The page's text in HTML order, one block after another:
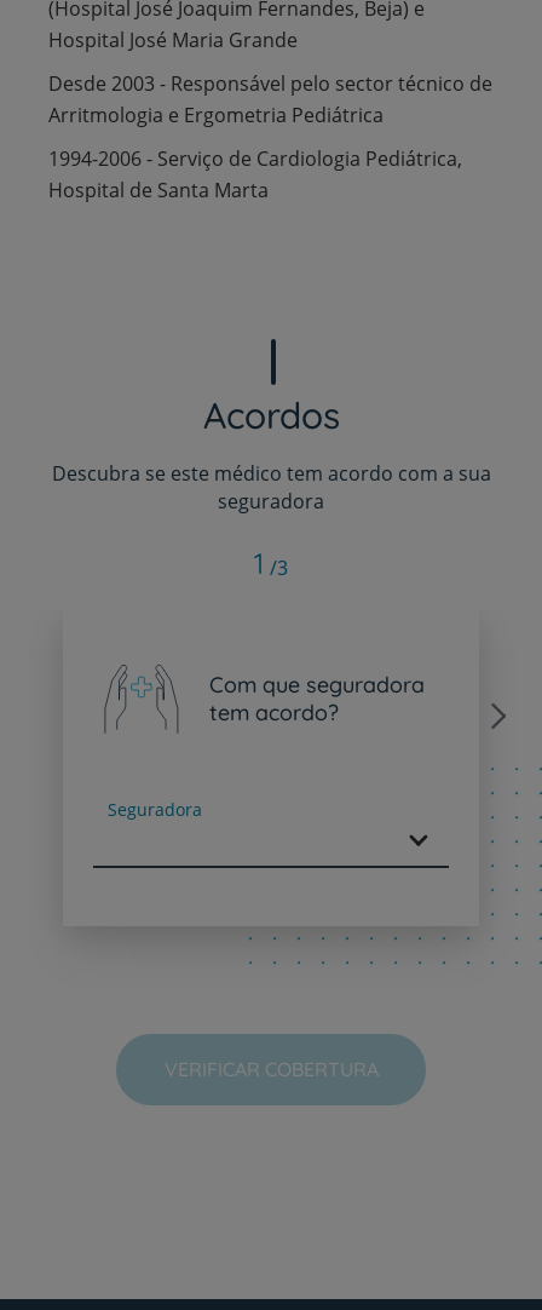
(Hospital José Joaquim Fernandes, Beja) e
Hospital José Maria Grande
Desde 2003 - Responsável pelo sector técnico de
Arritmologia e Ergometria Pediátrica
1994-2006 - Serviço de Cardiologia Pediátrica,
Hospital de Santa Marta
Acordos
Descubra se este médico tem acordo com a sua
seguradora
Com que seguradora
tem acordo?
Seguradora
Next
1 /3
VERIFICAR COBERTURA